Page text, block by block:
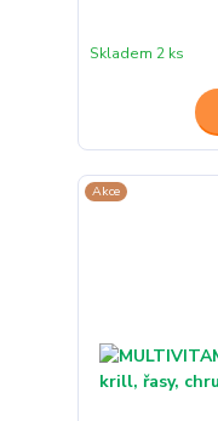
Skladem 2 ks
Akce